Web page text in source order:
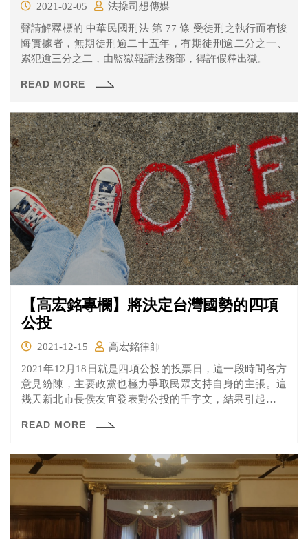
2021-02-05
法操司想傳媒
聲請解釋標的 中華民國刑法 第 77 條 受徒刑之執行而有悛
悔實據者，無期徒刑逾二十五年，有期徒刑逾二分之一、
累犯逾三分之二，由監獄報請法務部，得許假釋出獄。
READ MORE
【高宏銘專欄】將決定台灣國勢的四項
公投
2021-12-15
高宏銘律師
2021年12月18日就是四項公投的投票日，這一段時間各方
意見紛陳，主要政黨也極力爭取民眾支持自身的主張。這
幾天新北市長侯友宜發表對公投的千字文，結果引起社會
READ MORE